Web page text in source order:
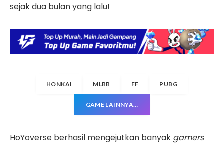
sejak dua bulan yang lalu!
HONKAI MLBB FF PUBG
GAME LAINNYA…
HoYoverse berhasil mengejutkan banyak gamers